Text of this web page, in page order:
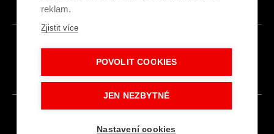
© 2026
reklam.
Zjistit více
POVOLIT COOKIES
JEN NEZBYTNÉ
Nastavení cookies